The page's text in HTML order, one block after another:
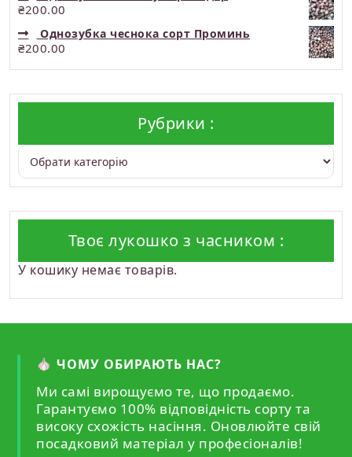
₴200.00
Однозубка чеснока сорт Проминь
₴200.00
Рубрики :
Рубрики :
Твоє лукошко з часником :
У кошику немає товарів.
🧄 ЧОМУ ОБИРАЮТЬ НАС?
Ми самі вирощуємо те, що продаємо.
Гарантуємо 100% відповідність сорту та
високу схожість насіння. Оновлюйте свій
посадковий матеріал у професіоналів!